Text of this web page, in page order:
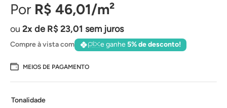
R$ 46,01
2 de R$23,01 sem juros
Compre à vista com e ganhe5% de desconto!
MEIOS DE PAGAMENTO
Tonalidade